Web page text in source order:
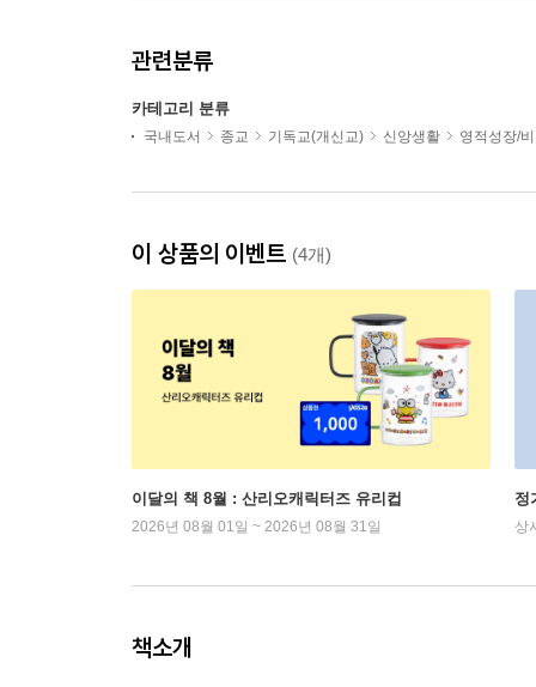
관련분류
카테고리 분류
국내도서 종교 기독교(개신교) 신앙생활 영적성장/
이 상품의 이벤트 (4개)
이달의 책 8월 : 산리오캐릭터즈 유리컵
2026년 08월 01일 ~ 2026년 08월 31일
정
상
책소개